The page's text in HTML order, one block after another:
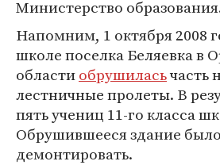
Министерство
Напомним, 1 октября 2008
школе поселка Беляевка в
областиобрушиласьчасть
лестничные пролеты. В
пять учениц 11-го класса
Обрушившееся здание
демонтировать.